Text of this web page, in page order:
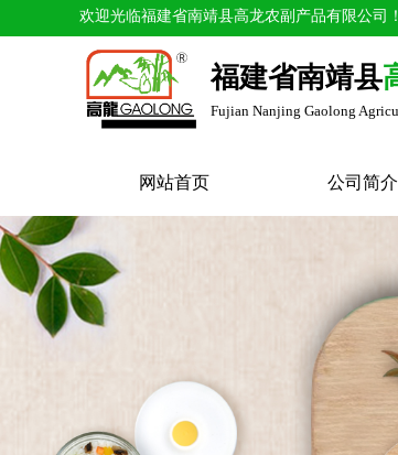
欢迎光临福建省南靖县高龙农副产品有限公司！
福建省南靖县
Fujian Nanjing Gaolong
网站首页 公司简介